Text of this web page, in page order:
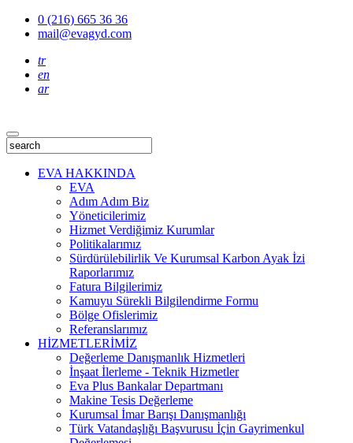
0 (216) 665 36 36
mail@evagyd.com
tr
en
ar
EVA HAKKINDA
EVA
Adım Adım Biz
Yöneticilerimiz
Hizmet Verdiğimiz Kurumlar
Politikalarımız
Sürdürülebilirlik Ve Kurumsal Karbon Ayak İzi
Raporlarımız
Fatura Bilgilerimiz
Kamuyu Sürekli Bilgilendirme Formu
Bölge Ofislerimiz
Referanslarımız
HİZMETLERİMİZ
Değerleme Danışmanlık Hizmetleri
İnşaat İlerleme - Teknik Hizmetler
Eva Plus Bankalar Departmanı
Makine Tesis Değerleme
Kurumsal İmar Barışı Danışmanlığı
Türk Vatandaşlığı Başvurusu İçin Gayrimenkul